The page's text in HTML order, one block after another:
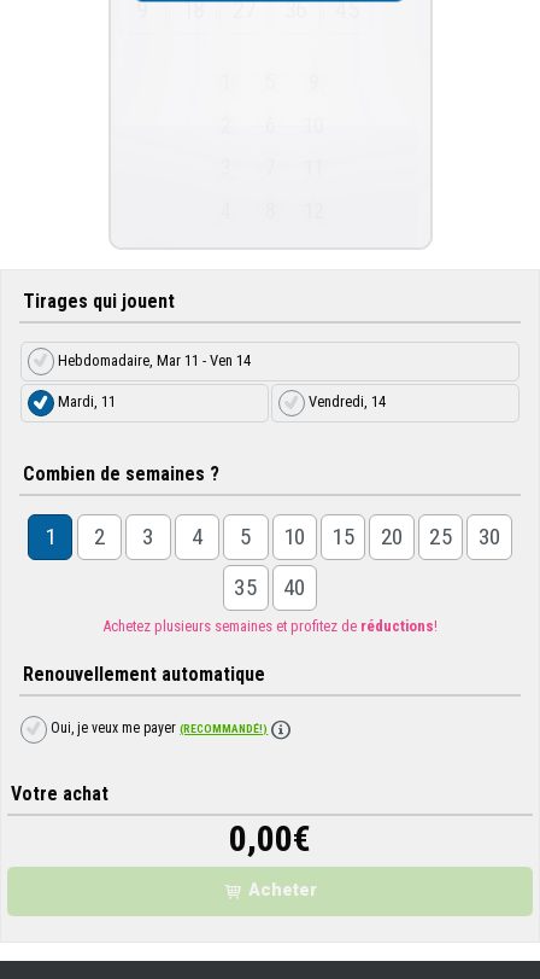
9
18 27 36 45
Tirages qui jouent
Hebdomadaire, Mar 11 - Ven 14
Mardi, 11 Vendredi, 14
Combien de semaines ?
1 2 3 4 5 10 15 20 25
30
35
40
Achetez plusieurs semaines et profitez de réductions!
Renouvellement automatique
Oui, je veux me payer(RECOMMANDÉ!)
Votre achat
0,00€
Acheter